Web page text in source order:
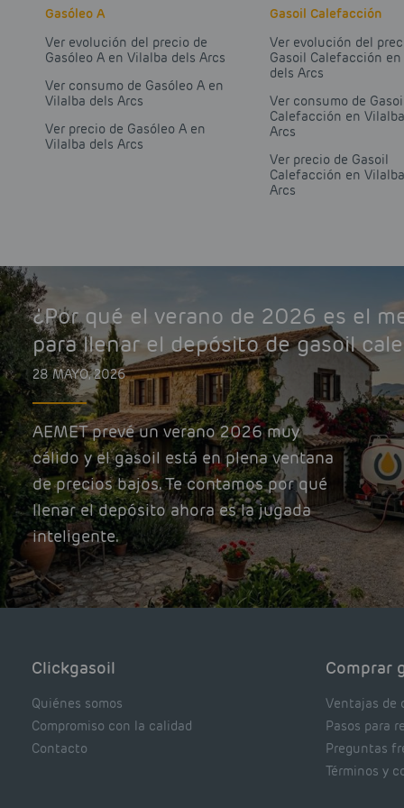
Gasóleo A
Ver evolución del precio de
Gasóleo A en Vilalba dels Arcs
Ver consumo de Gasóleo A en
Vilalba dels Arcs
Ver precio de Gasóleo A en
Vilalba dels Arcs
Gasoil Calefacción
Ver evolución del
Gasoil Calefacción
dels Arcs
Ver consumo de
Calefacción en
Arcs
Ver precio de Gasoil
Calefacción en
Arcs
¿Por qué el verano de 2026 es el
para llenar el depósito de gasoil
28 MAYO, 2026
AEMET prevé un verano 2026 muy
cálido y el gasoil está en plena ventana
de precios bajos. Te contamos por qué
llenar el depósito ahora es la jugada
inteligente.
Clickgasoil
Quiénes somos
Compromiso con la calidad
Contacto
Comprar
Ventajas de
Pasos para
Preguntas
Términos y